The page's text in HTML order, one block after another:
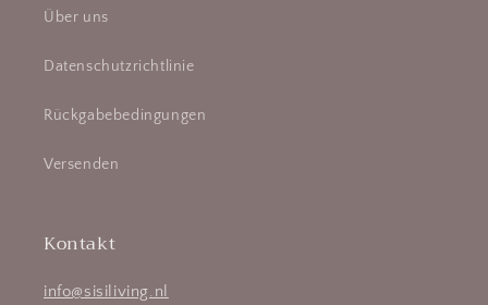
Über uns
Datenschutzrichtlinie
Rückgabebedingungen
Versenden
Kontakt
info@sisiliving.nl